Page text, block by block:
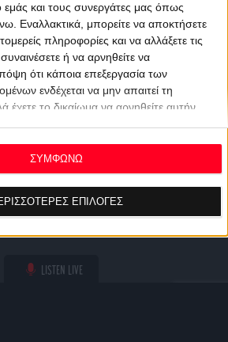
και τους συνεργάτες μας όπως
Εναλλακτικά, μπορείτε να αποκτήσετε
πληροφορίες και να αλλάξετε τις
ή να αρνηθείτε να
ότι κάποια επεξεργασία των
ενδέχεται να μην απαιτεί τη
το δικαίωμα να αρνηθείτε αυτήν
σας ανά πάσα στιγμή
τον ιστότοπο και κάνοντας κλικ στο
κάτω μέρος της ιστοσελίδας.
ΕΠΙΛΟΓΕΣ
ΣΥΜΦΩΝΩ
LISTEN LIVE